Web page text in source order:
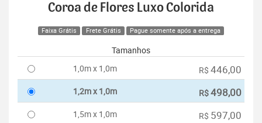
Coroa de Flores Luxo Colorida
Faixa Grátis Frete Grátis Pague somente após a entrega
Tamanhos
1,0m x 1,0m
R$ 446,00
1,2m x 1,0m R$498,00
1,5m x 1,0m R$ 597,00